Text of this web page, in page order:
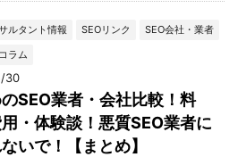
ルタント情報 SEOリンク
SEO会社・業者
ラム
30
SEO業者・会社比較！料
・体験談！悪質SEO業者に
いで！【まとめ】